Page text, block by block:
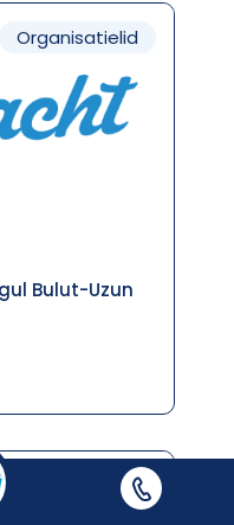
Organisatielid
Bulut-Uzun
Organisatielid